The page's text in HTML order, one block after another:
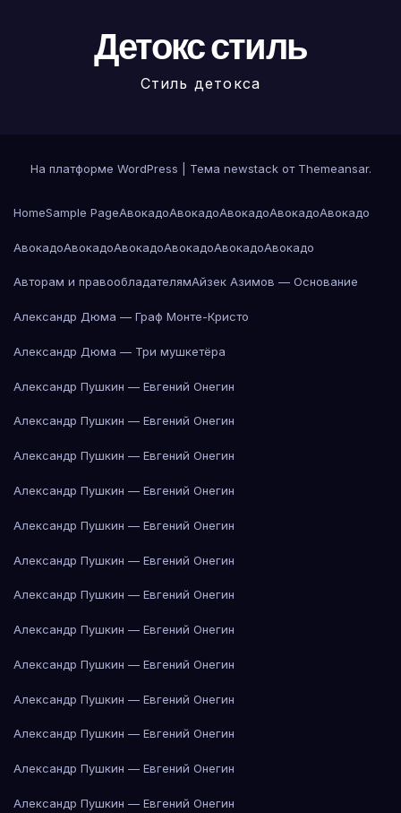
Детокс стиль
Стиль детокса
На платформе WordPress Тема newstack от Themeansar.
HomeSample PageАвокадоАвокадоАвокадоАвокадоАвокадо
АвокадоАвокадоАвокадоАвокадоАвокадоАвокадо
Авторам и правообладателямАйзек Азимов — Основание
Александр Дюма — Граф Монте-Кристо
Александр Дюма — Три мушкетёра
Александр Пушкин — Евгений Онегин
Александр Пушкин — Евгений Онегин
Александр Пушкин — Евгений Онегин
Александр Пушкин — Евгений Онегин
Александр Пушкин — Евгений Онегин
Александр Пушкин — Евгений Онегин
Александр Пушкин — Евгений Онегин
Александр Пушкин — Евгений Онегин
Александр Пушкин — Евгений Онегин
Александр Пушкин — Евгений Онегин
Александр Пушкин — Евгений Онегин
Александр Пушкин — Евгений Онегин
Александр Пушкин — Евгений Онегин